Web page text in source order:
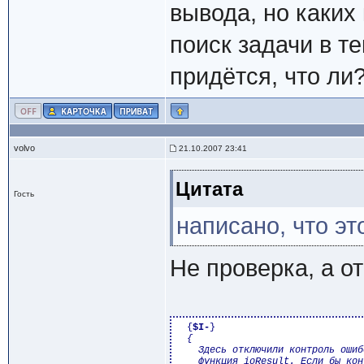
вывода, но
поиск задачи в
придётся, что
volvo 21.10.2007 23:41
Гость Цитата
написано, что
Не проверка, а
{ $I- }
{
Здесь отключили контроль
функция ioResult. Если бы